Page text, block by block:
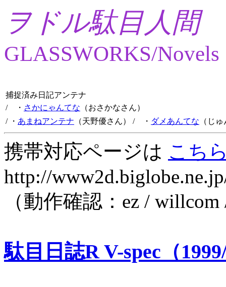
ヲドル駄目人間
GLASSWORKS/Novels
捕捉済み日記アンテナ
/ ・ さかにゃんてな （おさかなさん）
/ ・ あまねアンテナ （天野優さん） / ・ ダメあんてな （じ
携帯対応ページは こち
http://
（動作確認：ez /
駄目日誌R V-spec（